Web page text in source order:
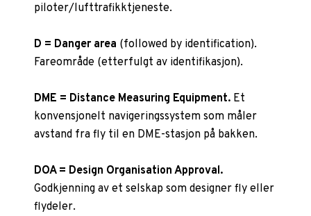
piloter/lufttrafikktjeneste.
D = Danger area (followed by identification).
Fareområde (etterfulgt av identifikasjon).
DME = Distance Measuring Equipment. Et
konvensjonelt navigeringssystem som måler
avstand fra fly til en DME-stasjon på bakken.
DOA = Design Organisation Approval.
Godkjenning av et selskap som designer fly eller
flydeler.